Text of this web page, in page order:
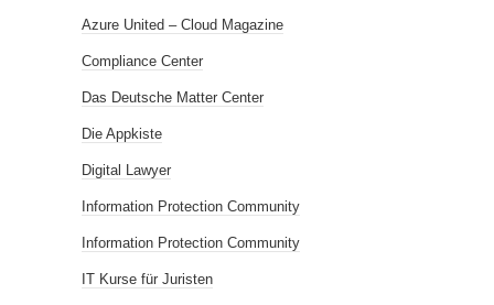
Azure United – Cloud Magazine
Compliance Center
Das Deutsche Matter Center
Die Appkiste
Digital Lawyer
Information Protection Community
Information Protection Community
IT Kurse für Juristen